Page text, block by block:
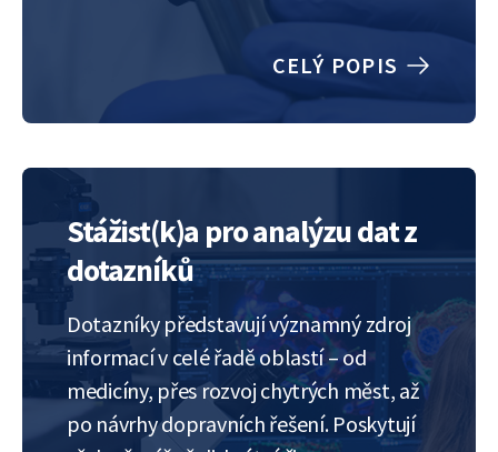
proto nestačí jeden model, ale je
potřeba kombinace více modelů, které
zachycují jednotlivé fáze zvlášť a umí se
dynamicky přepínat. Správná volba
CELÝ POPIS
Stážist(k)a pro analýzu dat z
dotazníků
Dotazníky představují významný zdroj
informací v celé řadě oblastí – od
medicíny, přes rozvoj chytrých měst, až
po návrhy dopravních řešení. Poskytují